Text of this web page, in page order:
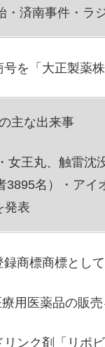
・済南事件・ラ
「大正製薬株
主な出来事
女王丸、触雷
3895名）・ア
発表
標商標として
用医薬品の販売
ク剤「リポビ